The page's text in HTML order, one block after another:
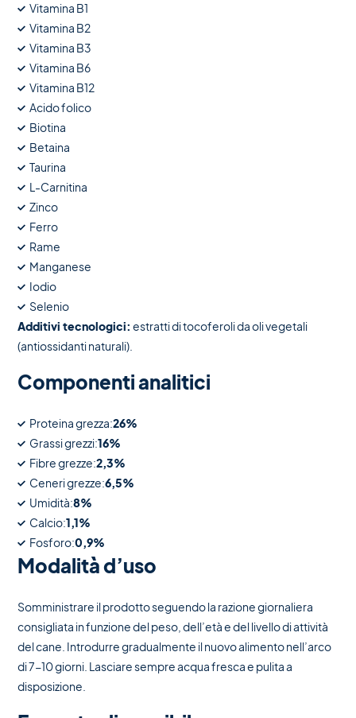
Vitamina B1
Vitamina B2
Vitamina B3
Vitamina B6
Vitamina B12
Acido folico
Biotina
Betaina
Taurina
L-Carnitina
Zinco
Ferro
Rame
Manganese
Iodio
Selenio
Additivi tecnologici: estratti di tocoferoli da oli vegetali
(antiossidanti naturali).
Componenti analitici
Proteina grezza:26%
Grassi grezzi:16%
Fibre grezze:2,3%
Ceneri grezze:6,5%
Umidità:8%
Calcio:1,1%
Fosforo:0,9%
Modalità d’uso
Somministrare il prodotto seguendo la razione giornaliera
consigliata in funzione del peso, dell’età e del livello di attività
del cane. Introdurre gradualmente il nuovo alimento nell’arco
di 7-10 giorni. Lasciare sempre acqua fresca e pulita a
disposizione.